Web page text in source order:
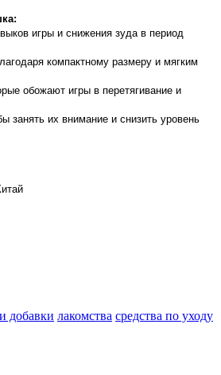
игры и снижения зуда в период
компактному размеру и мягким
обожают игры в перетягивание и
занять их внимание и снизить уровень
добавки лакомства средства по уходу